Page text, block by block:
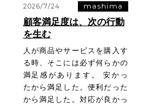
2026/7/24 mashima
顧客満足度は、次の行動
を生む
人が商品やサービスを購入す
る時、そこには必ず何らかの
満足感があります。 安かっ
たから満足した。便利だった
から満足した。対応が良かっ